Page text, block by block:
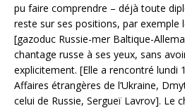
pu faire comprendre – déjà toute
reste sur ses positions, par exemple
[gazoduc Russie-mer Baltique-
chantage russe à ses yeux, sans
explicitement. [Elle a rencontré lundi
Affaires étrangères de l’Ukraine,
celui de Russie, Sergueï Lavrov]. Le